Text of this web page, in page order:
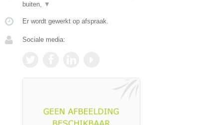
buiten, ▼
Er wordt gewerkt op afspraak.
Sociale media: